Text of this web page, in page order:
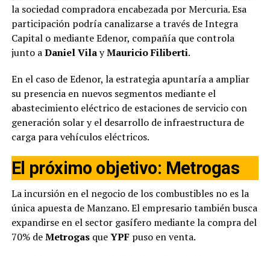
la sociedad compradora encabezada por Mercuria. Esa
participación podría canalizarse a través de Integra
Capital o mediante Edenor, compañía que controla
junto aDaniel VilayMauricio Filiberti.
En el caso de Edenor, la estrategia apuntaría a ampliar
su presencia en nuevos segmentos mediante el
abastecimiento eléctrico de estaciones de servicio con
generación solar y el desarrollo de infraestructura de
carga para vehículos eléctricos.
El próximo objetivo: Metrogas
La incursión en el negocio de los combustibles no es la
única apuesta de Manzano. El empresario también busca
expandirse en el sector gasífero mediante la compra del
70% deMetrogasqueYPFpuso en venta.